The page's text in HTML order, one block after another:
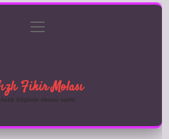
Gizlilik Politikası
menüyü
aç
Fikir Molası
Anlık bilgilerle zihnini tazele!